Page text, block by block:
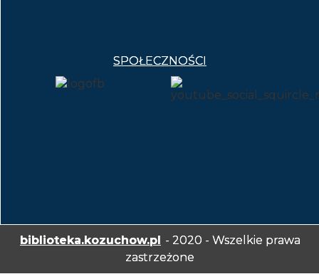
SPOŁECZNOŚCI
biblioteka.kozuchow.pl - 2020 - Wszelkie prawa
zastrzeżone